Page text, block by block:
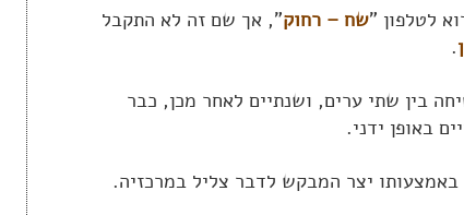
לטלפון "שח – רחוק", אך שם זה לא התקבל
.
בין שתי ערים, ושנתיים לאחר מכן, כבר
באופן ידני.
יצר המבקש לדבר צליל במרכזיה.